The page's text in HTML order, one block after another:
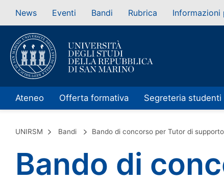
News Eventi Bandi Rubrica Informazioni
Ateneo Offerta formativa Segreteria studenti
UNIRSM Bandi Bando di concorso per Tutor di
Bando di